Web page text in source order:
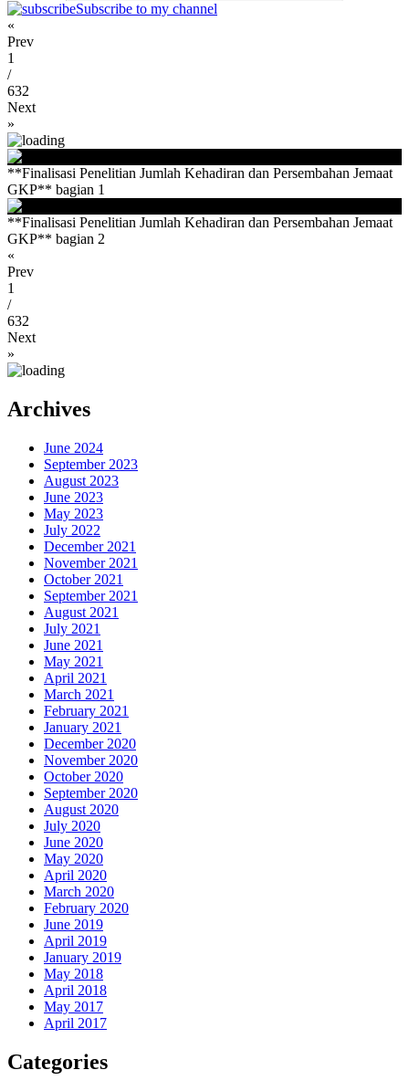
Subscribe to my channel
«
Prev
1
/
632
Next
»
**Finalisasi Penelitian Jumlah Kehadiran dan Persembahan Jemaat
GKP** bagian 1
**Finalisasi Penelitian Jumlah Kehadiran dan Persembahan Jemaat
GKP** bagian 2
«
Prev
1
/
632
Next
»
Archives
June 2024
September 2023
August 2023
June 2023
May 2023
July 2022
December 2021
November 2021
October 2021
September 2021
August 2021
July 2021
June 2021
May 2021
April 2021
March 2021
February 2021
January 2021
December 2020
November 2020
October 2020
September 2020
August 2020
July 2020
June 2020
May 2020
April 2020
March 2020
February 2020
June 2019
April 2019
January 2019
May 2018
April 2018
May 2017
April 2017
Categories